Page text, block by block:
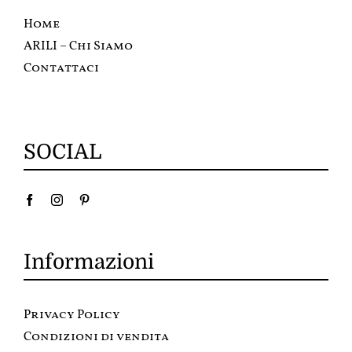
Home
ARILI – Chi Siamo
Contattaci
SOCIAL
Informazioni
Privacy Policy
Condizioni di vendita